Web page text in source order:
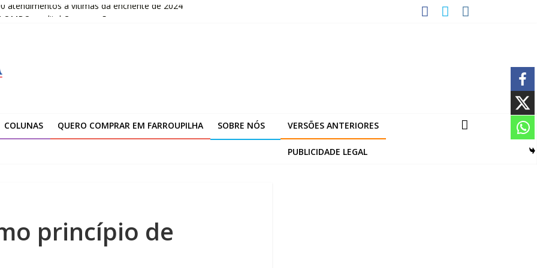
atendimentos a vítimas da enchente de 2024
de Apaes
Escola Pública de Música
COLUNAS QUERO COMPRAR EM FARROUPILHA SOBRE NÓS VERSÕES ANTERIORES
PUBLICIDADE LEGAL
princípio de